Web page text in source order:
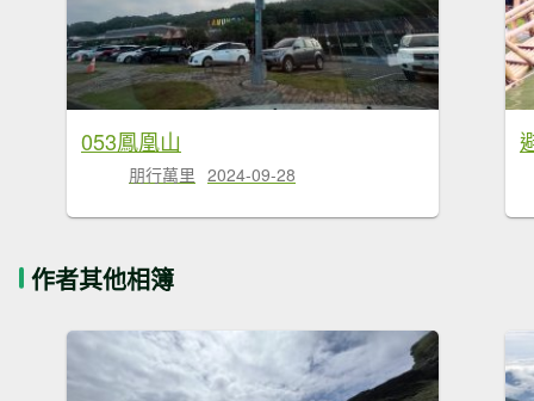
053鳳凰山
朋行萬里 2024-09-28
作者其他相簿